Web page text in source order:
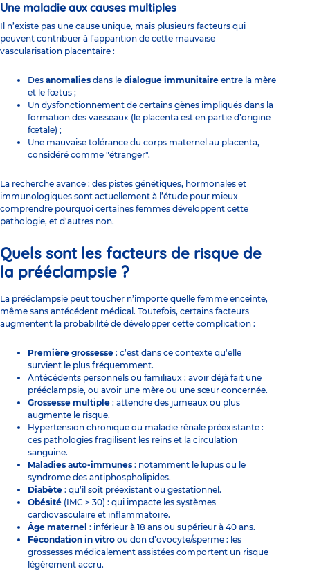
Une maladie aux causes multiples
Il n’existe pas une cause unique, mais plusieurs facteurs qui
peuvent contribuer à l’apparition de cette mauvaise
vascularisation placentaire :
Des anomalies dans le dialogue immunitaire entre la mère
et le fœtus ;
Un dysfonctionnement de certains gènes impliqués dans la
formation des vaisseaux (le placenta est en partie d’origine
fœtale) ;
Une mauvaise tolérance du corps maternel au placenta,
considéré comme "étranger".
La recherche avance : des pistes génétiques, hormonales et
immunologiques sont actuellement à l’étude pour mieux
comprendre pourquoi certaines femmes développent cette
pathologie, et d'autres non.
Quels sont les facteurs de risque de
la prééclampsie ?
La prééclampsie peut toucher n’importe quelle femme enceinte,
même sans antécédent médical. Toutefois, certains facteurs
augmentent la probabilité de développer cette complication :
Première grossesse : c’est dans ce contexte qu’elle
survient le plus fréquemment.
Antécédents personnels ou familiaux : avoir déjà fait une
prééclampsie, ou avoir une mère ou une sœur concernée.
Grossesse multiple : attendre des jumeaux ou plus
augmente le risque.
Hypertension chronique ou maladie rénale préexistante :
ces pathologies fragilisent les reins et la circulation
sanguine.
Maladies auto-immunes : notamment le lupus ou le
syndrome des antiphospholipides.
Diabète : qu’il soit préexistant ou gestationnel.
Obésité (IMC > 30) : qui impacte les systèmes
cardiovasculaire et inflammatoire.
Âge maternel : inférieur à 18 ans ou supérieur à 40 ans.
Fécondation in vitro ou don d’ovocyte/sperme : les
grossesses médicalement assistées comportent un risque
légèrement accru.